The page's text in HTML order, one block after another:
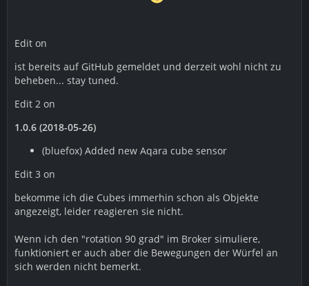
Edit on
ist bereits auf GitHub gemeldet und derzeit wohl nicht zu
beheben... stay tuned.
Edit 2 on
1.0.6 (2018-05-26)
(bluefox) Added new Aqara cube sensor
Edit 3 on
bekomme ich die Cubes immerhin schon als Objekte
angezeigt, leider reagieren sie nicht.
Wenn ich den "rotation 90 grad" im Broker simuliere,
funktioniert er auch aber die Bewegungen der Würfel an
sich werden nicht bemerkt.